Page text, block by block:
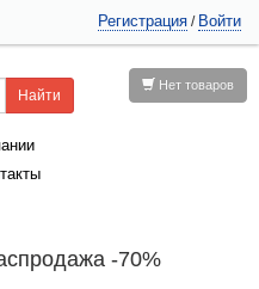
Регистрация / Войти
Нет товаров
-70%